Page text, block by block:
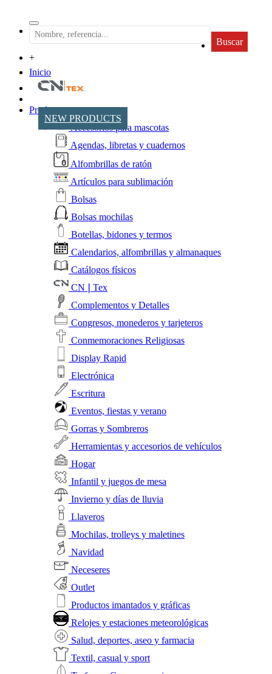
Buscar
+
Inicio
NEW PRODUCTS
Productos
Accesorios para mascotas
Agendas, libretas y cuadernos
Alfombrillas de ratón
Artículos para sublimación
Bolsas
Bolsas mochilas
Botellas, bidones y termos
Calendarios, alfombrillas y almanaques
Catálogos físicos
CN❘Tex
Complementos y Detalles
Congresos, monederos y tarjeteros
Conmemoraciones Religiosas
Display Rapid
Electrónica
Escritura
Eventos, fiestas y verano
Gorras y Sombreros
Herramientas y accesorios de vehículos
Hogar
Infantil y juegos de mesa
Invierno y días de lluvia
Llaveros
Mochilas, trolleys y maletines
Navidad
Neceseres
Outlet
Productos imantados y gráficas
Relojes y estaciones meteorológicas
Salud, deportes, aseo y farmacia
Textil, casual y sport